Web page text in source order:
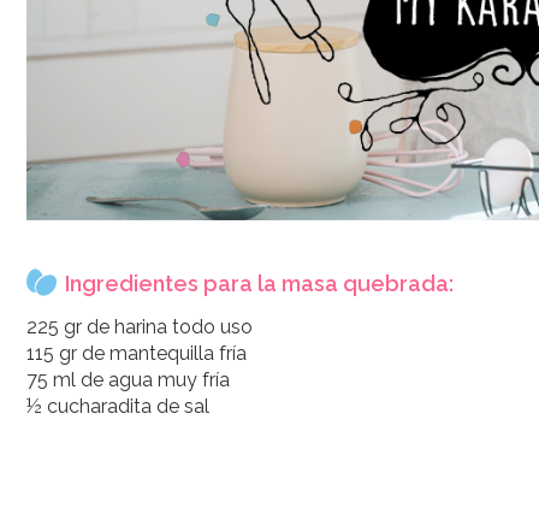
Ingredientes para la masa quebrada:
225 gr de harina todo uso
115 gr de mantequilla fría
75 ml de agua muy fría
½ cucharadita de sal